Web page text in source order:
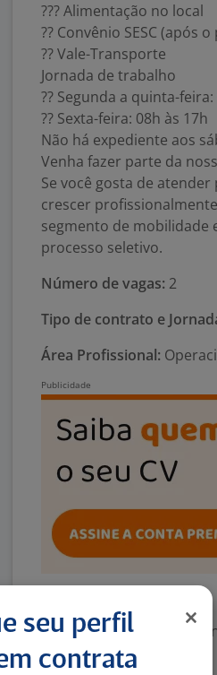
??? Alimentação no local
?? Convênio SESC (após
?? Vale-Transporte
Jornada de trabalho
?? Segunda a quinta-
?? Sexta-feira: 08h às 17h
Não há expediente aos
Venha fazer parte da
Se você gosta de
crescer
segmento de mobilidade
processo seletivo.
Número de vagas: 2
Tipo de contrato e
Área Profissional:
Escolaridade Mínima:
seu perfil
contrata